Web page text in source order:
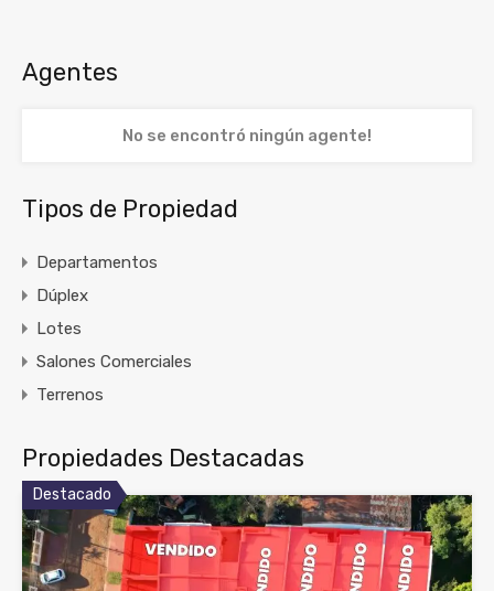
Agentes
No se encontró ningún agente!
Tipos de Propiedad
Departamentos
Dúplex
Lotes
Salones Comerciales
Terrenos
Propiedades Destacadas
Destacado